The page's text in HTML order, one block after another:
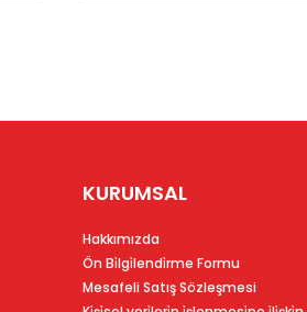
KURUMSAL
Hakkımızda
Ön Bi̇lgi̇lendi̇rme Formu
Mesafeli Satış Sözleşmesi